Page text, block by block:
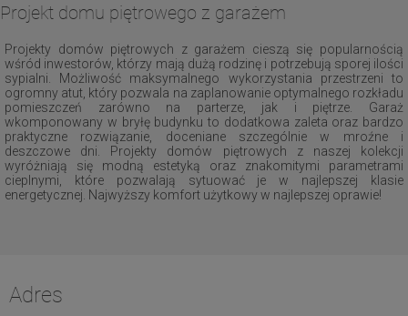
Projekt domu piętrowego z garażem
Projekty domów piętrowych z garażem cieszą się popularnością
wśród inwestorów, którzy mają dużą rodzinę i potrzebują sporej ilości
sypialni. Możliwość maksymalnego wykorzystania przestrzeni to
ogromny atut, który pozwala na zaplanowanie optymalnego rozkładu
pomieszczeń zarówno na parterze, jak i piętrze. Garaż
wkomponowany w bryłę budynku to dodatkowa zaleta oraz bardzo
praktyczne rozwiązanie, doceniane szczególnie w mroźne i
deszczowe dni. Projekty domów piętrowych z naszej kolekcji
wyróżniają się modną estetyką oraz znakomitymi parametrami
cieplnymi, które pozwalają sytuować je w najlepszej klasie
energetycznej. Najwyższy komfort użytkowy w najlepszej oprawie!
Adres